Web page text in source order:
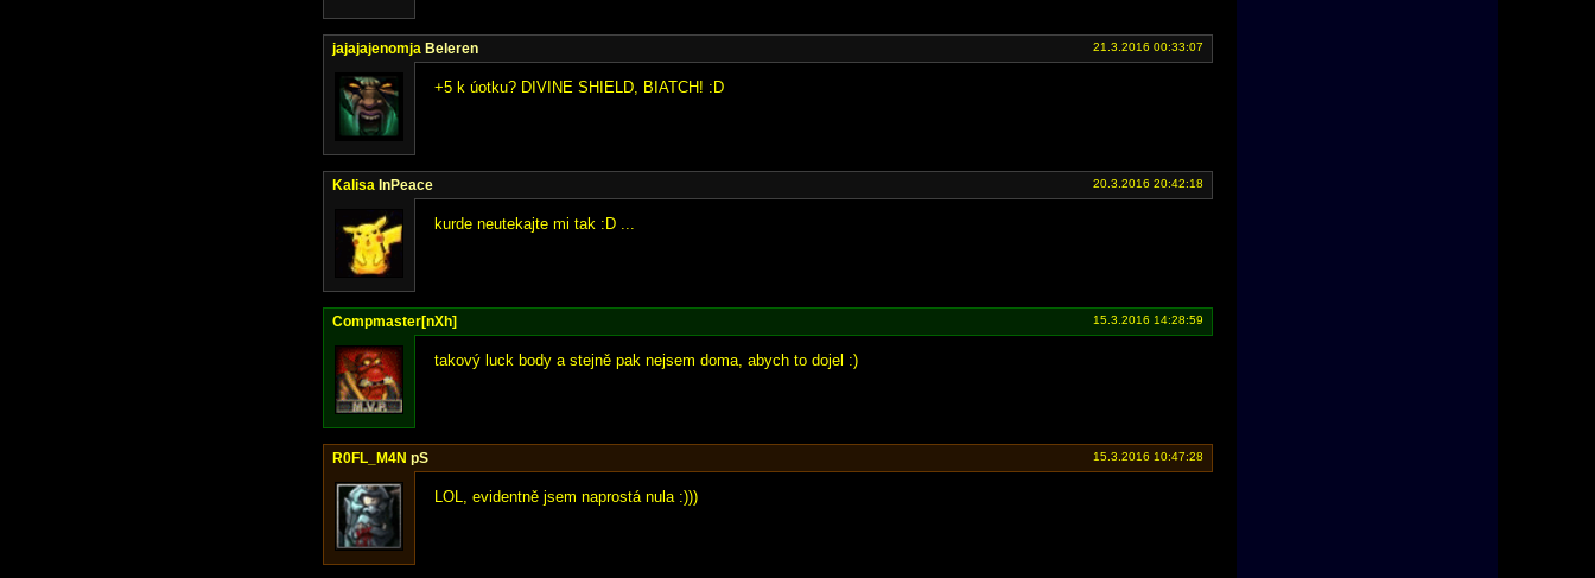
jajajajenomja Beleren 21.3.2016 00:33:07
+5 k úotku? DIVINE SHIELD, BIATCH! :D
Kalisa InPeace 20.3.2016 20:42:18
kurde neutekajte mi tak :D ...
Compmaster[nXh] 15.3.2016 14:28:59
takový luck body a stejně pak nejsem doma, abych to dojel :)
R0FL_M4N pS 15.3.2016 10:47:28
LOL, evidentně jsem naprostá nula :)))